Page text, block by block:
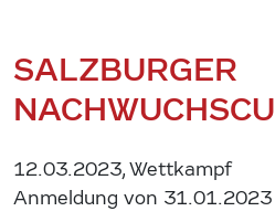
SALZBURGER
12.03.2023, Wettkampf
Anmeldung von